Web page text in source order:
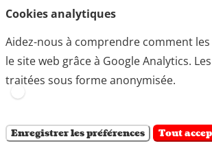
Cookies analytiques
Aidez-nous à comprendre comment
le site web grâce à Google Analytics.
traitées sous forme anonymisée.
Enregistrer les préférences Tout